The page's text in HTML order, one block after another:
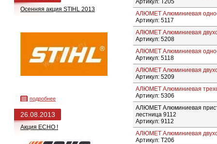
Осенняя акция STIHL 2013
подробнее
26.08.2013
Акция ECHO !
Артикул: Т205
АЛЮМЕТ Алюминиевая
Артикул: 5117
АЛЮМЕТ Алюминиевая
Артикул: 5208
АЛЮМЕТ Алюминиевая
Артикул: 5118
АЛЮМЕТ Алюминиевая
Артикул: 5209
АЛЮМЕТ Алюминиевая
Артикул: 5306
АЛЮМЕТ Алюминиевая
лестница 9112
Артикул: 9112
АЛЮМЕТ Алюминиевая
Артикул: Т206